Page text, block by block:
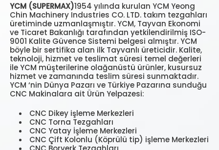
YCM (SUPERMAX)1954 yılında kurulan YCM Yeong
Chin Machinery Industries CO. LTD. takım tezgahları
üretiminde uzmanlaşmıştır. YCM, Tayvan Ekonomi
ve Ticaret Bakanlığı tarafından yetkilendirilmiş ISO-
9001 Kalite Güvence Sistemi belgesi almıştır. YCM
böyle bir sertifika alan ilk Tayvanlı üreticidir. Kalite,
teknoloji, hizmet ve teslimat süresi temel değerleri
ile YCM müşterilerine olağanüstü ürünler, kusursuz
hizmet ve zamanında teslim süresi sunmaktadır.
YCM ‘nin Dünya Pazarı ve Türkiye Pazarına sunduğu
CNC Makinalara ait Ürün Yelpazesi:
CNC Dikey işleme Merkezleri
CNC Torna Tezgahları
CNC Yatay İşleme Merkezleri
CNC Çift Kolonlu (Köprülü tip) işleme Merkezleri